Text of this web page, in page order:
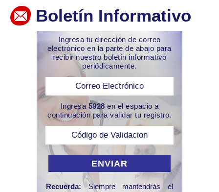
Boletín Informativo
Ingresa tu dirección de correo
electrónico en la parte de abajo para
recibir nuestro boletín informativo
periódicamente.
Ingresa 5928 en el espacio a
continuación para validar tu registro.
Recuerda: Siempre mantendrás el